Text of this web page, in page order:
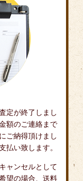
定が終了しまし
額のご連絡まで
ご納得頂けまし
払い致します。
ャンセルとして
望の場合、送料